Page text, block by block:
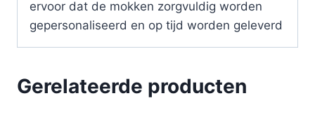
ervoor dat de mokken zorgvuldig worden
gepersonaliseerd en op tijd worden geleverd
Gerelateerde producten